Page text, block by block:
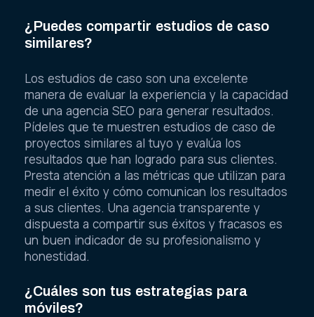
¿Puedes compartir estudios de caso
similares?
Los estudios de caso son una excelente
manera de evaluar la experiencia y la capacidad
de una agencia SEO para generar resultados.
Pídeles que te muestren estudios de caso de
proyectos similares al tuyo y evalúa los
resultados que han logrado para sus clientes.
Presta atención a las métricas que utilizan para
medir el éxito y cómo comunican los resultados
a sus clientes. Una agencia transparente y
dispuesta a compartir sus éxitos y fracasos es
un buen indicador de su profesionalismo y
honestidad.
¿Cuáles son tus estrategias para
móviles?